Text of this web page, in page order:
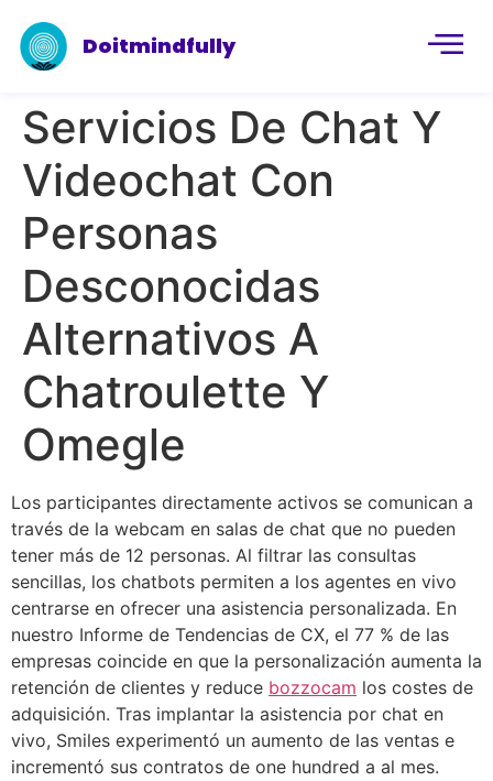
Doitmindfully
Servicios De Chat Y
Videochat Con
Personas
Desconocidas
Alternativos A
Chatroulette Y
Omegle
Los participantes directamente activos se comunican a
través de la webcam en salas de chat que no pueden
tener más de 12 personas. Al filtrar las consultas
sencillas, los chatbots permiten a los agentes en vivo
centrarse en ofrecer una asistencia personalizada. En
nuestro Informe de Tendencias de CX, el 77 % de las
empresas coincide en que la personalización aumenta la
retención de clientes y reduce bozzocam los costes de
adquisición. Tras implantar la asistencia por chat en
vivo, Smiles experimentó un aumento de las ventas e
incrementó sus contratos de one hundred a al mes.